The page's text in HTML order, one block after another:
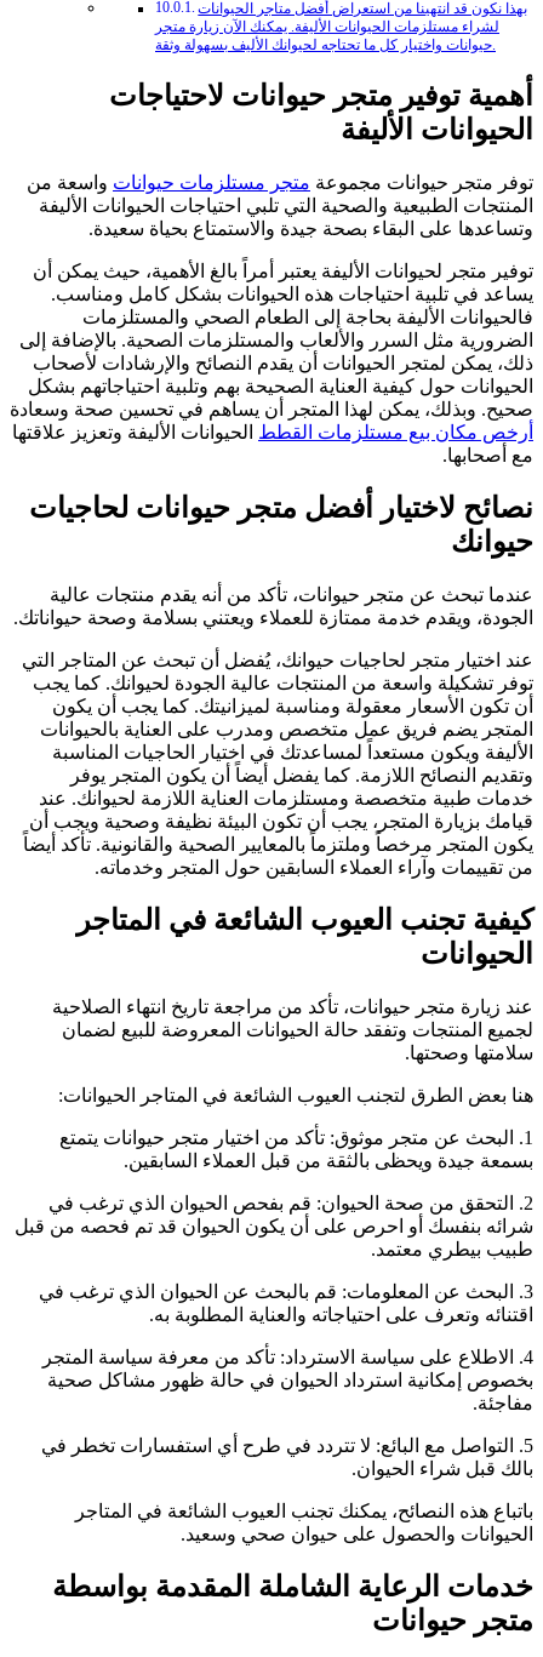
بهذا نكون قد انتهينا من استعراض أفضل متاجر الحيوانات
لشراء مستلزمات الحيوانات الأليفة. يمكنك الآن زيارة متجر
حيوانات واختيار كل ما تحتاجه لحيوانك الأليف بسهولة وثقة.
أهمية توفير متجر حيوانات لاحتياجات
الحيوانات الأليفة
توفر متجر حيوانات مجموعة متجر مستلزمات حيوانات واسعة من
المنتجات الطبيعية والصحية التي تلبي احتياجات الحيوانات الأليفة
وتساعدها على البقاء بصحة جيدة والاستمتاع بحياة سعيدة.
توفير متجر لحيوانات الأليفة يعتبر أمراً بالغ الأهمية، حيث يمكن أن
يساعد في تلبية احتياجات هذه الحيوانات بشكل كامل ومناسب.
فالحيوانات الأليفة بحاجة إلى الطعام الصحي والمستلزمات
الضرورية مثل السرر والألعاب والمستلزمات الصحية. بالإضافة إلى
ذلك، يمكن لمتجر الحيوانات أن يقدم النصائح والإرشادات لأصحاب
الحيوانات حول كيفية العناية الصحيحة بهم وتلبية احتياجاتهم بشكل
صحيح. وبذلك، يمكن لهذا المتجر أن يساهم في تحسين صحة وسعادة
أرخص مكان بيع مستلزمات القطط الحيوانات الأليفة وتعزيز علاقتها
مع أصحابها.
نصائح لاختيار أفضل متجر حيوانات لحاجيات
حيوانك
عندما تبحث عن متجر حيوانات، تأكد من أنه يقدم منتجات عالية
الجودة، ويقدم خدمة ممتازة للعملاء ويعتني بسلامة وصحة حيواناتك.
عند اختيار متجر لحاجيات حيوانك، يُفضل أن تبحث عن المتاجر التي
توفر تشكيلة واسعة من المنتجات عالية الجودة لحيوانك. كما يجب
أن تكون الأسعار معقولة ومناسبة لميزانيتك. كما يجب أن يكون
المتجر يضم فريق عمل متخصص ومدرب على العناية بالحيوانات
الأليفة ويكون مستعداً لمساعدتك في اختيار الحاجيات المناسبة
وتقديم النصائح اللازمة. كما يفضل أيضاً أن يكون المتجر يوفر
خدمات طبية متخصصة ومستلزمات العناية اللازمة لحيوانك. عند
قيامك بزيارة المتجر، يجب أن تكون البيئة نظيفة وصحية ويجب أن
يكون المتجر مرخصاً وملتزماً بالمعايير الصحية والقانونية. تأكد أيضاً
من تقييمات وآراء العملاء السابقين حول المتجر وخدماته.
كيفية تجنب العيوب الشائعة في المتاجر
الحيوانات
عند زيارة متجر حيوانات، تأكد من مراجعة تاريخ انتهاء الصلاحية
لجميع المنتجات وتفقد حالة الحيوانات المعروضة للبيع لضمان
سلامتها وصحتها.
هنا بعض الطرق لتجنب العيوب الشائعة في المتاجر الحيوانات:
1. البحث عن متجر موثوق: تأكد من اختيار متجر حيوانات يتمتع
بسمعة جيدة ويحظى بالثقة من قبل العملاء السابقين.
2. التحقق من صحة الحيوان: قم بفحص الحيوان الذي ترغب في
شرائه بنفسك أو احرص على أن يكون الحيوان قد تم فحصه من قبل
طبيب بيطري معتمد.
3. البحث عن المعلومات: قم بالبحث عن الحيوان الذي ترغب في
اقتنائه وتعرف على احتياجاته والعناية المطلوبة به.
4. الاطلاع على سياسة الاسترداد: تأكد من معرفة سياسة المتجر
بخصوص إمكانية استرداد الحيوان في حالة ظهور مشاكل صحية
مفاجئة.
5. التواصل مع البائع: لا تتردد في طرح أي استفسارات تخطر في
بالك قبل شراء الحيوان.
باتباع هذه النصائح، يمكنك تجنب العيوب الشائعة في المتاجر
الحيوانات والحصول على حيوان صحي وسعيد.
خدمات الرعاية الشاملة المقدمة بواسطة
متجر حيوانات